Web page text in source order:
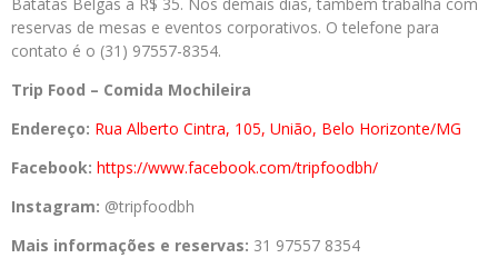
reservas de mesas e eventos corporativos. O telefone para
contato é o (31) 97557-8354.
Trip Food – Comida Mochileira
Endereço: Rua Alberto Cintra, 105, União, Belo Horizonte/MG
Facebook: https://www.facebook.com/tripfoodbh/
Instagram: @tripfoodbh
Mais informações e reservas: 31 97557 8354